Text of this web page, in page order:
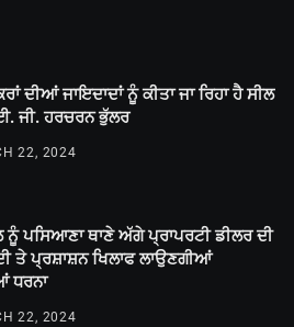
ਦੀਆਂ ਜਾਇਦਾਦਾਂ ਨੂੰ ਕੀਤਾ ਜਾ ਰਿਹਾ ਹੈ ਸੀਲ
ਜੀ. ਹਰਚਰਨ ਭੁੱਲਰ
22, 2024
ਪਸਿਆਣਾ ਥਾਣੇ ਅੱਗੇ ਪ੍ਰਾਪਰਟੀ ਡੀਲਰ ਦੀ
ਤੇ ਪ੍ਰਸ਼ਾਸ਼ਨ ਖਿਲਾਫ ਲਾਉਣਗੀਆਂ
ਧਰਨਾ
22, 2024